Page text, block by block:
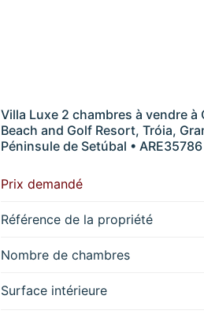
Villa Luxe 2 chambres à vendre à
Beach and Golf Resort, Tróia,
Péninsule de Setúbal • ARE35786
Prix demandé
Référence de la propriété
Nombre de chambres
Surface intérieure